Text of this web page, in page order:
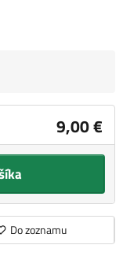
9,00 €
Do zoznamu